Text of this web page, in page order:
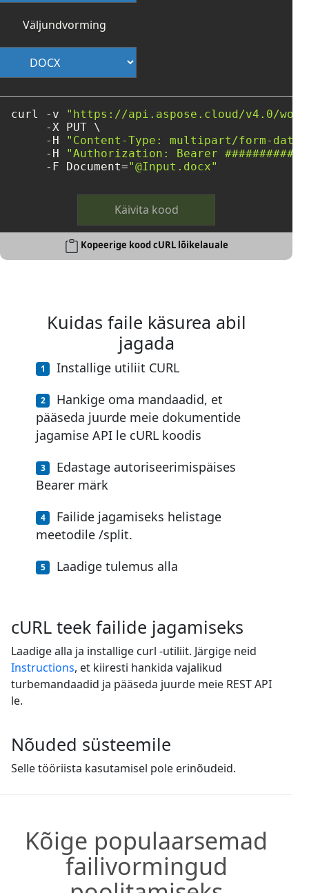
Väljundvorming
curl -v
"https://api.aspose.cloud/v4.0/
     -X PUT \
     -H
"Content-Type: multipart/form-data"
     -H
"Authorization: Bearer
     -F Document=
"@Input.docx"
Käivita kood
Kopeerige kood cURL lõikelauale
Kuidas faile käsurea abil
jagada
Installige utiliit CURL
Hankige oma mandaadid, et
pääseda juurde meie dokumentide
jagamise API le cURL koodis
Edastage autoriseerimispäises
Bearer märk
Failide jagamiseks helistage
meetodile /split.
Laadige tulemus alla
cURL teek failide jagamiseks
Laadige alla ja installige curl -utiliit. Järgige neid
Instructions, et kiiresti hankida vajalikud
turbemandaadid ja pääseda juurde meie REST API
le.
Nõuded süsteemile
Selle tööriista kasutamisel pole erinõudeid.
Kõige populaarsemad
failivormingud